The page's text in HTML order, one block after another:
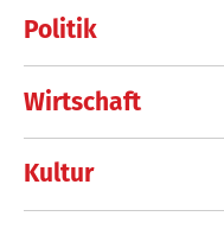
Politik
Wirtschaft
Kultur